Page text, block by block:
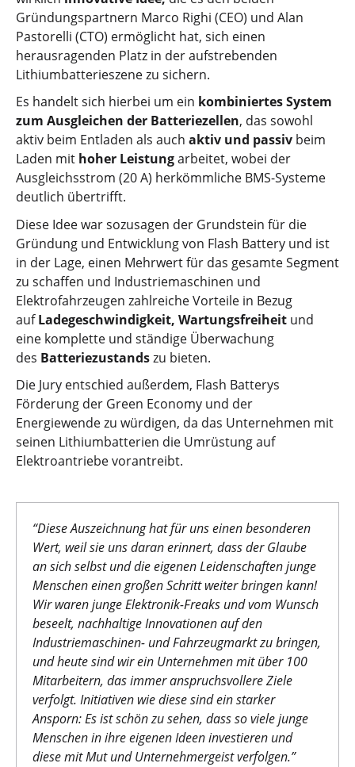
Gründungspartnern Marco Righi (CEO) und Alan
Pastorelli (CTO) ermöglicht hat, sich einen
herausragenden Platz in der aufstrebenden
Lithiumbatterieszene zu sichern.
Es handelt sich hierbei um ein kombiniertes System
zum Ausgleichen der Batteriezellen, das sowohl
aktiv beim Entladen als auch aktiv und passiv beim
Laden mit hoher Leistungarbeitet, wobei der
Ausgleichsstrom (20 A) herkömmliche BMS-Systeme
deutlich übertrifft.
Diese Idee war sozusagen der Grundstein für die
Gründung und Entwicklung von Flash Battery und ist
in der Lage, einen Mehrwert für das gesamte Segment
zu schaffen und Industriemaschinen und
Elektrofahrzeugen zahlreiche Vorteile in Bezug
aufLadegeschwindigkeit, Wartungsfreiheit und
eine komplette und ständige Überwachung
des Batteriezustandszu bieten.
Die Jury entschied außerdem, Flash Batterys
Förderung der Green Economy und der
Energiewende zu würdigen, da das Unternehmen mit
seinen Lithiumbatterien die Umrüstung auf
Elektroantriebe vorantreibt.
“Diese Auszeichnung hat für uns einen besonderen
Wert, weil sie uns daran erinnert, dass der Glaube
an sich selbst und die eigenen Leidenschaften junge
Menschen einen großen Schritt weiter bringen kann!
Wir waren junge Elektronik-Freaks und vom Wunsch
beseelt, nachhaltige Innovationen auf den
Industriemaschinen- und Fahrzeugmarkt zu bringen,
und heute sind wir ein Unternehmen mit über 100
Mitarbeitern, das immer anspruchsvollere Ziele
verfolgt. Initiativen wie diese sind ein starker
Ansporn: Es ist schön zu sehen, dass so viele junge
Menschen in ihre eigenen Ideen investieren und
diese mit Mut und Unternehmergeist verfolgen.”